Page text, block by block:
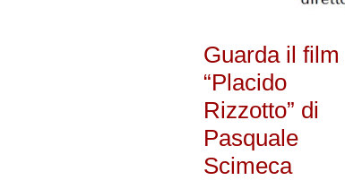
Guarda il film
“Placido
Rizzotto” di
Pasquale
Scimeca